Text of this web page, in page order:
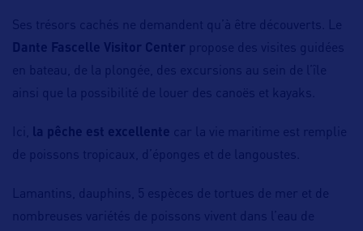
Ses trésors cachés ne demandent qu’à être découverts. Le
Dante Fascelle Visitor Center propose des visites guidées
en bateau, de la plongée, des excursions au sein de l’île
ainsi que la possibilité de louer des canoës et kayaks.
Ici, la pêche est excellente car la vie maritime est remplie
de poissons tropicaux, d’éponges et de langoustes.
Lamantins, dauphins, 5 espèces de tortues de mer et de
nombreuses variétés de poissons vivent dans l’eau de